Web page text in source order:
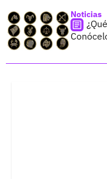
Noticias